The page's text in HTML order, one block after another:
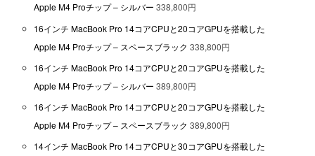
Apple M4 Proチップ – シルバー 338,800円
16インチ MacBook Pro 14コアCPUと20コアGPUを搭載した
Apple M4 Proチップ – スペースブラック 338,800円
16インチ MacBook Pro 14コアCPUと20コアGPUを搭載した
Apple M4 Proチップ – シルバー 389,800円
16インチ MacBook Pro 14コアCPUと20コアGPUを搭載した
Apple M4 Proチップ – スペースブラック 389,800円
14インチ MacBook Pro 14コアCPUと30コアGPUを搭載した